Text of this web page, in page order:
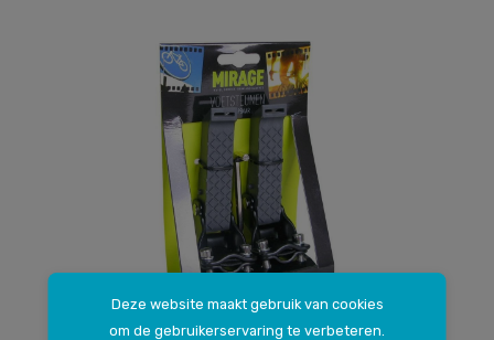
Deze website maakt gebruik van cookies
om de gebruikerservaring te verbeteren.